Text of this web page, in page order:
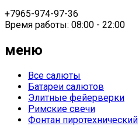
+7965-974-97-36
Время работы: 08:00 - 22:00
меню
Все салюты
Батареи салютов
Элитные фейерверки
Римские свечи
Фонтан пиротехнический